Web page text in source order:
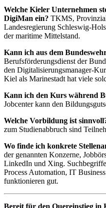
Welche Kieler Unternehmen
DigiMan ein? TKMS,
Landesregierung Schleswig-
der maritime Mittelstand.
Kann ich aus dem
Berufsförderungsdienst der
den Digitalisierungsmanager-
Kiel als Marinestadt hat viele
Kann ich den Kurs während
Jobcenter kann den
Welche Vorbildung ist
zum Studienabbruch sind
Wo finde ich konkrete
der genannten Konzerne,
LinkedIn und Xing.
Process Automation, IT
funktionieren gut.